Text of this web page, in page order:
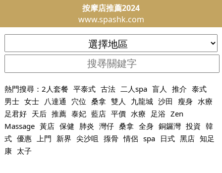
按摩店推薦2024
www.spashk.com
熱門搜尋： 2人套餐 平泰式 古法 二人spa 盲人 推介 泰式
男士 女士 八達通 穴位 桑拿 雙人 九龍城 沙田 瘦身 水療
足君好 天后 推薦 泰妃 藍店 平價 水療 足浴 Zen
Massage 黃店 保健 肺炎 灣仔 桑拿 全身 銅鑼灣 投資 韓
式 優惠 上門 新界 尖沙咀 揼骨 情侶 spa 日式 黑店 知足
康 太子